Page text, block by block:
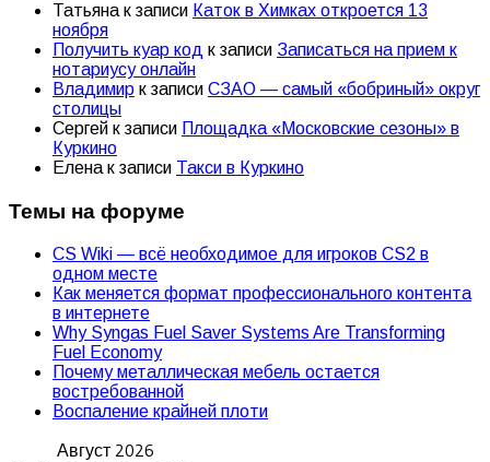
Татьяна к записи Каток в Химках откроется 13
ноября
Получить куар код к записи Записаться на прием к
нотариусу онлайн
Владимир к записи СЗАО — самый «бобриный» округ
столицы
Сергей к записи Площадка «Московские сезоны» в
Куркино
Елена к записи Такси в Куркино
Темы на форуме
CS Wiki — всё необходимое для игроков CS2 в
одном месте
Как меняется формат профессионального контента
в интернете
Why Syngas Fuel Saver Systems Are Transforming
Fuel Economy
Почему металлическая мебель остается
востребованной
Воспаление крайней плоти
Август 2026